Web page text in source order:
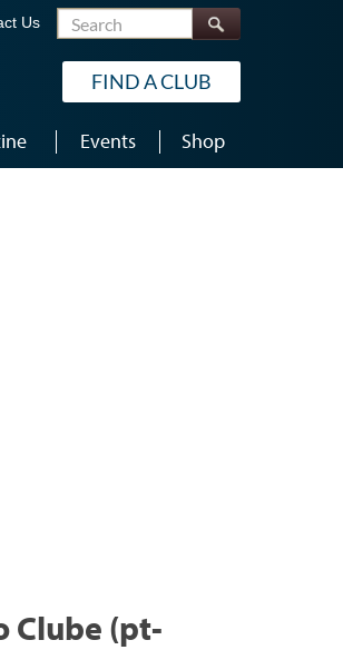
Us Search
FIND A CLUB
Events Shop
Clube (pt-